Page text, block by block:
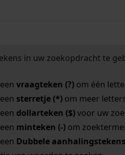
in uw zoekopdracht te
vraagteken (?)om één
sterretje (*)om meer
dollarteken ($)voor uw
minteken (-)om
Dubbele